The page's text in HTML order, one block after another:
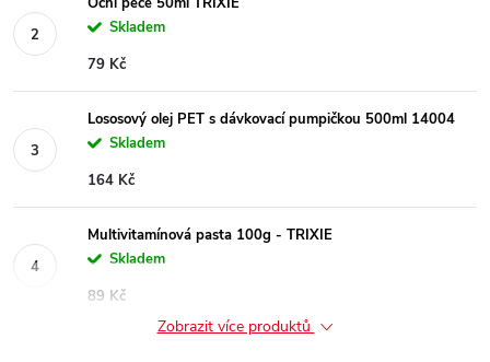
Skladem
79 Kč
Lososový olej PET s dávkovací pumpičkou 500ml 14004
Skladem
164 Kč
Multivitamínová pasta 100g - TRIXIE
Skladem
89 Kč
Zobrazit více produktů